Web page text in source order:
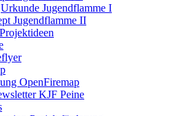
Urkunde Jugendflamme I
Jugendflamme II
OpenFiremap
KJF Peine